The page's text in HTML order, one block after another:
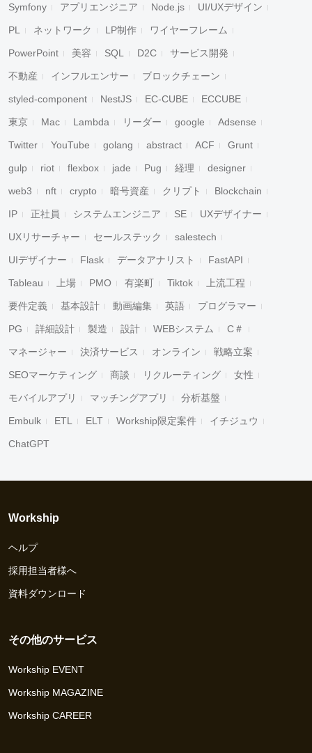
Symfony アプリエンジニア Node.js UI/UXデザイン
PL ネットワーク LP制作 ワイヤーフレーム
PowerPoint 美容 SQL D2C サービス開発
不動産 インフルエンサー ブロックチェーン
styled-component NestJS EC-CUBE ECCUBE
東京 Mac Lambda リーダー google Adsense
Twitter YouTube golang abstract ACF Grunt
gulp riot flexbox jade Pug 経理 designer
web3 nft crypto 暗号資産 クリプト Blockchain
IP 正社員 システムエンジニア SE UXデザイナー
UXリサーチャー セールステック salestech
UIデザイナー Flask データアナリスト FastAPI
Tableau 上場 PMO 有楽町 Tiktok 上流工程
要件定義 基本設計 動画編集 英語 プログラマー
PG 詳細設計 製造 設計 WEBシステム C＃
マネージャー 決済サービス オンライン 戦略立案
SEOマーケティング 商談 リクルーティング 女性
モバイルアプリ マッチングアプリ 分析基盤
Embulk ETL ELT Workship限定案件 イチジュウ
ChatGPT
Workship
ヘルプ
採用担当者様へ
資料ダウンロード
その他のサービス
Workship EVENT
Workship MAGAZINE
Workship CAREER